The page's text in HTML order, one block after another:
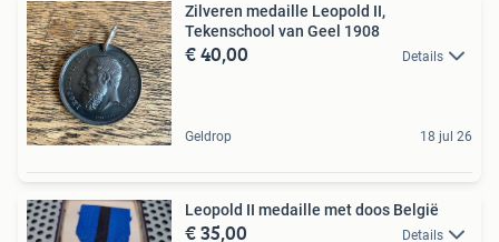
Zilveren medaille Leopold II,
Tekenschool van Geel 1908
€ 40,00 Details
Geldrop 18 jul 26
Leopold II medaille met doos België
€ 35,00 Details